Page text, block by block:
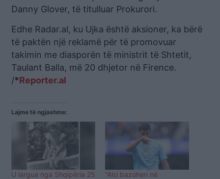
Danny Glover, të titulluar Prokurori.
Edhe Radar.al, ku Ujka është aksioner, ka bërë
të paktën një reklamë për të promovuar
takimin me diasporën të ministrit të Shtetit,
Taulant Balla, më 20 dhjetor në Firence.
/*Reporter.al
Lajme të ngjashme:
U largua nga Shqipëria 25
“Ato bazohen në